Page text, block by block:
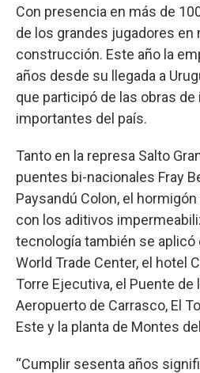
Con presencia en más de
de los grandes jugadores en
construcción. Este año la
años desde su llegada a
que participó de las obras
importantes del país.
Tanto en la represa Salto
puentes bi-nacionales Fray
Paysandú Colon, el
con los aditivos
tecnología también se aplicó
World Trade Center, el hotel
Torre Ejecutiva, el Puente de
Aeropuerto de Carrasco, El
Este y la planta de Montes
“Cumplir sesenta años